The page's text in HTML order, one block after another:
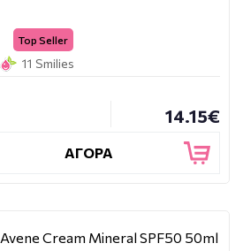
Top Seller
11 Smilies
14.15€
ΑΓΟΡΑ
Avene Cream Mineral SPF50 50ml